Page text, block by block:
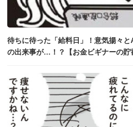
待ちに待った「給料日」！意気揚々
の出来事が…！？【お金ビギナーの貯